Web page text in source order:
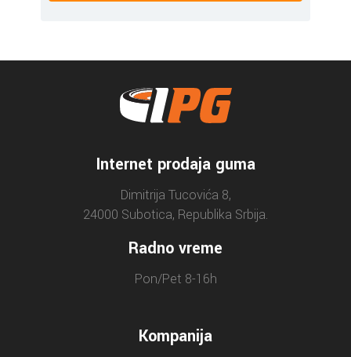
Internet prodaja guma
Dimitrija Tucovića 8,
24000 Subotica, Republika Srbija.
Radno vreme
Pon/Pet 8-16h
Kompanija